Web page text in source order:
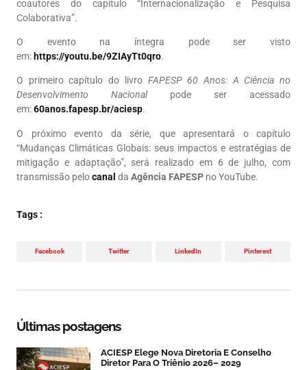
coautores do capítulo “Internacionalização e Pesquisa
Colaborativa”.
O evento na íntegra pode ser visto
em: https://youtu.be/9ZIAyTt0qro.
O primeiro capítulo do livro FAPESP 60 Anos: A Ciência no
Desenvolvimento Nacionalpode ser acessado
em:60anos.fapesp.br/aciesp.
O próximo evento da série, que apresentará o capítulo
“Mudanças Climáticas Globais: seus impactos e estratégias de
mitigação e adaptação”, será realizado em 6 de julho, com
transmissão pelocanal da Agência FAPESP no YouTube.
Tags :
Facebook Twitter LinkedIn Pinterest
Últimas postagens
ACIESP Elege Nova Diretoria E Conselho
Diretor Para O Triênio 2026– 2029